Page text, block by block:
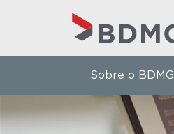
Sobre o BDMG